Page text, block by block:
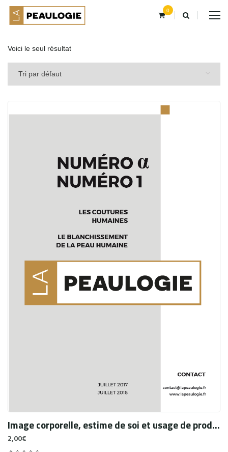
0
Voici le seul résultat
Image corporelle, estime de soi et usage de produits éclaircissants : Niveau de satisfaction corporelle et perception globale de soi chez 659 femmes dépigmentées à Korhogo (Côte d’Ivoire)
2,00€